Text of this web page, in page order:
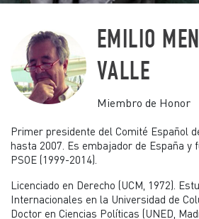
EMILIO
VALLE
Miembro de Honor
Primer presidente del Comité Español
hasta 2007. Es embajador de España y
PSOE (1999-2014).
Licenciado en Derecho (UCM, 1972).
Internacionales en la Universidad de
Doctor en Ciencias Políticas (UNED,